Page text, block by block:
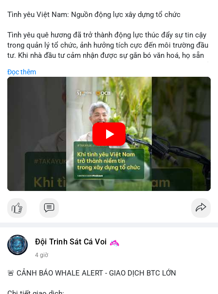
Tình yêu Việt Nam: Nguồn động lực xây dựng tổ chức
Tình yêu quê hương đã trở thành động lực thúc đẩy sự tin cậy
trong quản lý tổ chức, ảnh hưởng tích cực đến môi trường đầu
tư. Khi nhà đầu tư cảm nhận được sự gắn bó văn hoá, họ sẵn
các công ty blockchain và tiền mã hoá. Sự tăng cường niềm
tin này giúp giảm rủi ro thị trường, cải thiện chi phí vốn và thúc
đẩy sự phát triển bền vững của ngành công nghệ tài chính. Các
nhà quản lý cần khai thác tinh thần này để xây dựng chiến lược
phát triển bền vững và thu hút vốn đầu tư.
🎥 Xem video trực tiếp tại:
Nguồn: VIETSUCCESS
Đọc thêm
Đội Trinh Sát Cá Voi
4 giờ
🚨 CẢNH BÁO WHALE ALERT - GIAO DỊCH BTC LỚN